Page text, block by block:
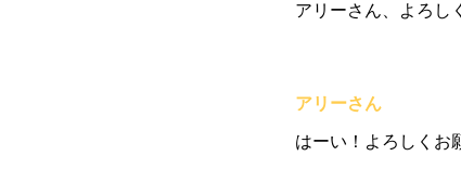
アリーさん、よろし
アリーさん
はーい！よろしくお